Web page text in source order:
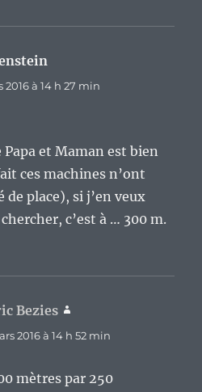
à 14 h 27 min
et Maman est bien
ces machines n’ont
de place), si j’en veux
c’est à … 300 m.
Bezies
2016 à 14 h 52 min
mètres par 250